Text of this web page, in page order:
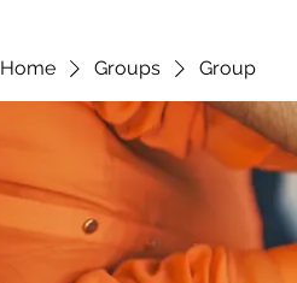
Home Groups Group